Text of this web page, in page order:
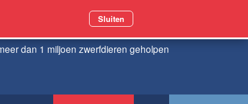
dan 1 miljoen zwerfdieren geholpen
Sluiten